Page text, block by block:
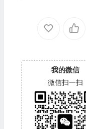
我的微信
微信扫一扫